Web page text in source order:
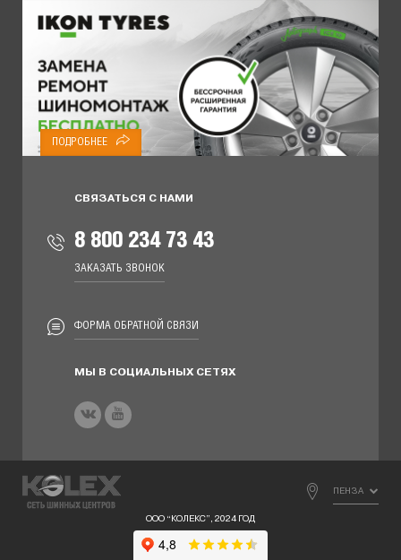
ПОДРОБНЕЕ
СВЯЗАТЬСЯ С НАМИ
8 800 234 73 43
ЗАКАЗАТЬ ЗВОНОК
ФОРМА ОБРАТНОЙ СВЯЗИ
МЫ В СОЦИАЛЬНЫХ СЕТЯХ
ПЕНЗА
ООО “КОЛЕКС”, 2024 ГОД